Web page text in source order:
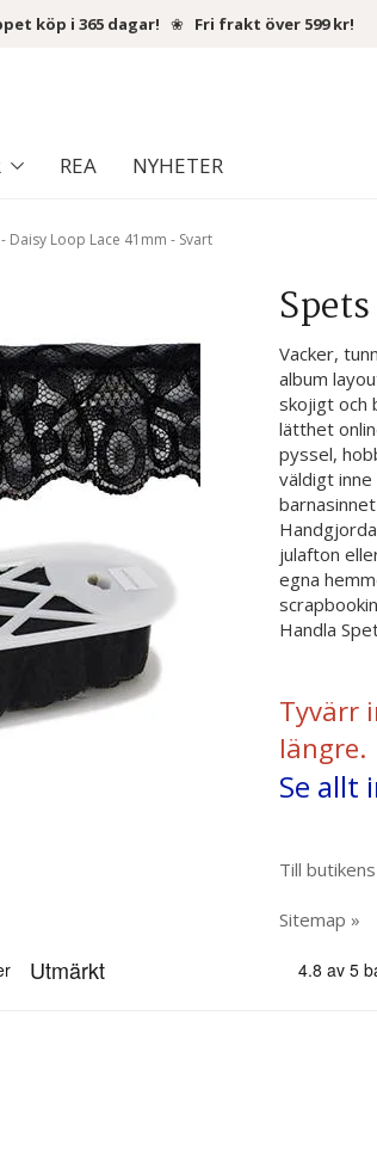
köp i 365 dagar! ❀ Fri frakt över 599 kr!
REA NYHETER
Daisy Loop Lace 41mm - Svart
Vacker,
album
skojigt och
lätthet
pyssel,
väldigt
julafton
egna
Handla
Tyvärr
längre.
Se allt
Till
Sitemap »